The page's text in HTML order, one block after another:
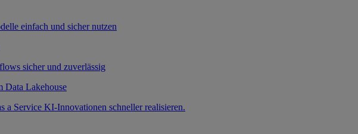
einfach und sicher nutzen
sicher und zuverlässig
Data Lakehouse
Service KI-Innovationen schneller realisieren.